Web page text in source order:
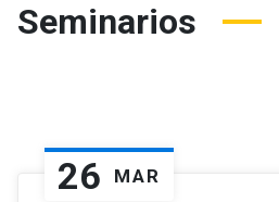
Seminarios
26 MAR